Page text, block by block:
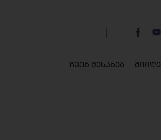
ჩვენ შესახებ